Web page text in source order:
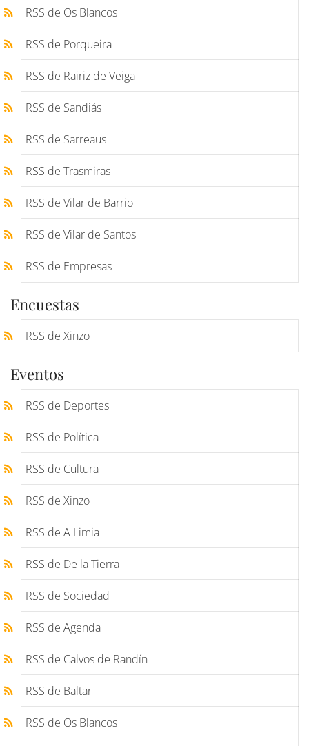
RSS de Os Blancos
RSS de Porqueira
RSS de Rairiz de Veiga
RSS de Sandiás
RSS de Sarreaus
RSS de Trasmiras
RSS de Vilar de Barrio
RSS de Vilar de Santos
RSS de Empresas
Encuestas
RSS de Xinzo
Eventos
RSS de Deportes
RSS de Política
RSS de Cultura
RSS de Xinzo
RSS de A Limia
RSS de De la Tierra
RSS de Sociedad
RSS de Agenda
RSS de Calvos de Randín
RSS de Baltar
RSS de Os Blancos